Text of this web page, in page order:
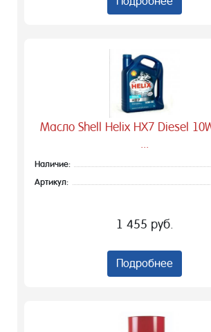
Масло Shell Helix HX7 Diesel
...
Наличие:
Артикул:
1 455 руб.
Подробнее